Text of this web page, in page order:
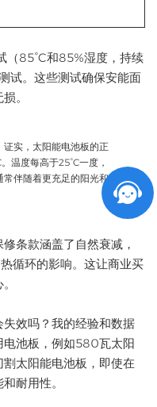
（85°C和85%湿度，持续
试。这些测试确保安能面
。
实，太阳能电池板的正
温度每高于25°C一度，
伴随着更充足的阳光和
条款涵盖了自然衰减，
循环的影响。这让商业买
效吗？我的经验和数据
池板，例如580瓦太阳
太阳能电池板，即使在
耐用性。